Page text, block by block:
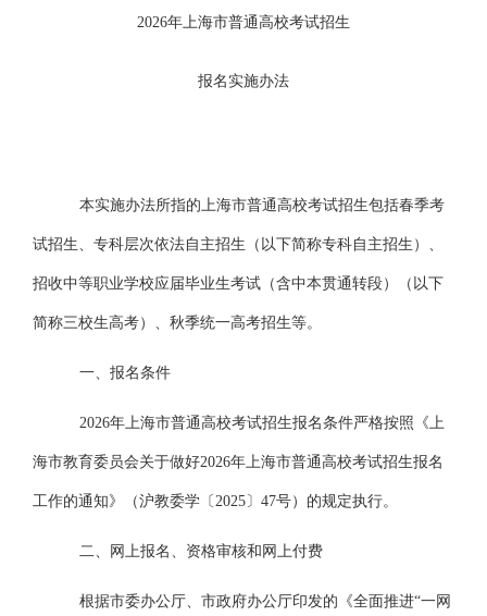
2026年上海市普通高校考试招生
报名实施办法
本实施办法所指的上海市普通高校考试招生包括春季考
试招生、专科层次依法自主招生（以下简称专科自主招生）、
招收中等职业学校应届毕业生考试（含中本贯通转段）（以下
简称三校生高考）、秋季统一高考招生等。
一、报名条件
2026年上海市普通高校考试招生报名条件严格按照《上
海市教育委员会关于做好2026年上海市普通高校考试招生报名
工作的通知》（沪教委学〔 2025〕 47号）的规定执行。
二、网上报名、资格审核和网上付费
根据市委办公厅、市政府办公厅印发的《全面推进“一网